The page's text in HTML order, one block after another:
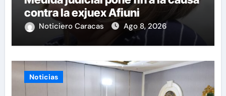
contra la exjuex Afiuni
Noticiero Caracas Ago 8, 2026
Noticias